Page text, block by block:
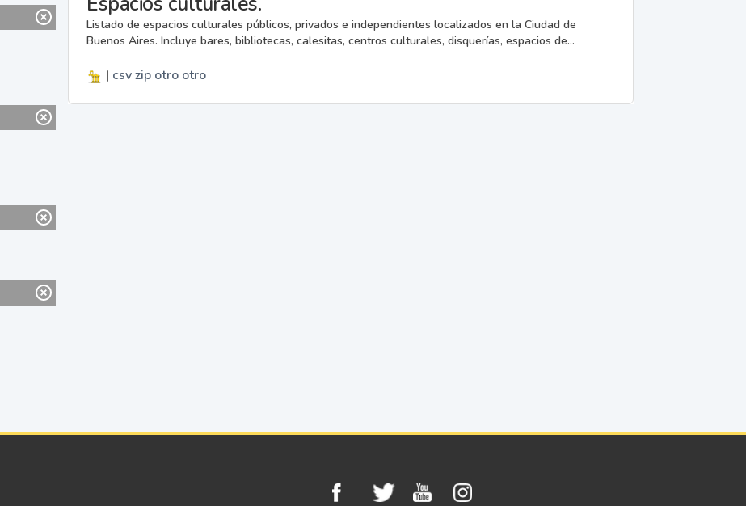
Listado de espacios culturales públicos, privados e independientes localizados en la Ciudad de
Buenos Aires. Incluye bares, bibliotecas, calesitas, centros culturales, disquerías, espacios de...
| csvzip otro otro